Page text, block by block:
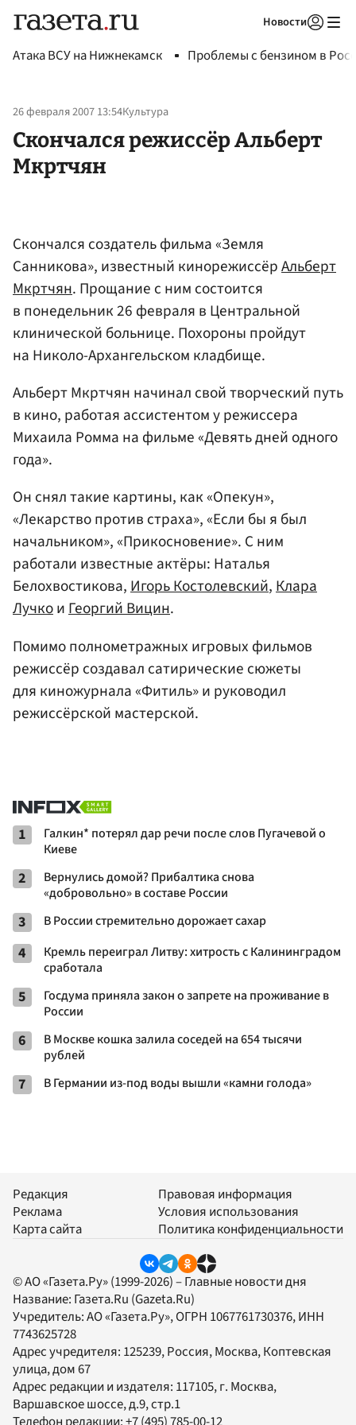
Новости
Атака ВСУ на Нижнекамск Проблемы с бензином в
26 февраля 2007 13:54Культура
Скончался режиссёр Альберт
Мкртчян
Скончался создатель фильма «Земля
Санникова», известный кинорежиссёрАльберт
Мкртчян. Прощание с ним состоится
в понедельник 26 февраля в Центральной
клинической больнице. Похороны пройдут
на Николо-Архангельском кладбище.
Альберт Мкртчян начинал свой творческий путь
в кино, работая ассистентом у режиссера
Михаила Ромма на фильме «Девять дней одного
года».
Он снял такие картины, как «Опекун»,
«Лекарство против страха», «Если бы я был
начальником», «Прикосновение». С ним
работали известные актёры: Наталья
Белохвостикова,Игорь Костолевский,Клара
ЛучкоиГеоргий Вицин.
Помимо полнометражных игровых фильмов
режиссёр создавал сатирические сюжеты
для киножурнала «Фитиль» и руководил
режиссёрской мастерской.
1
Галкин* потерял дар речи после слов Пугачевой о
Киеве
2
Вернулись домой? Прибалтика снова
«добровольно» в составе России
3 В России стремительно дорожает сахар
4
Кремль переиграл Литву: хитрость с Калининградом
сработала
5
Госдума приняла закон о запрете на проживание в
России
6
В Москве кошка залила соседей на 654 тысячи
рублей
7 В Германии из-под воды вышли «камни голода»
Редакция
Реклама
Карта сайта
Правовая информация
Условия использования
Политика конфиденциальности
© АО «Газета.Ру» (1999-2026) – Главные новости дня
Название: Газета.Ru (Gazeta.Ru)
Учредитель:АО «Газета.Ру», ОГРН 1067761730376, ИНН
7743625728
Адрес учредителя: 125239, Россия, Москва, Коптевская
улица, дом 67
Адрес редакции и издателя: 117105, г. Москва,
Варшавское шоссе, д.9, стр.1